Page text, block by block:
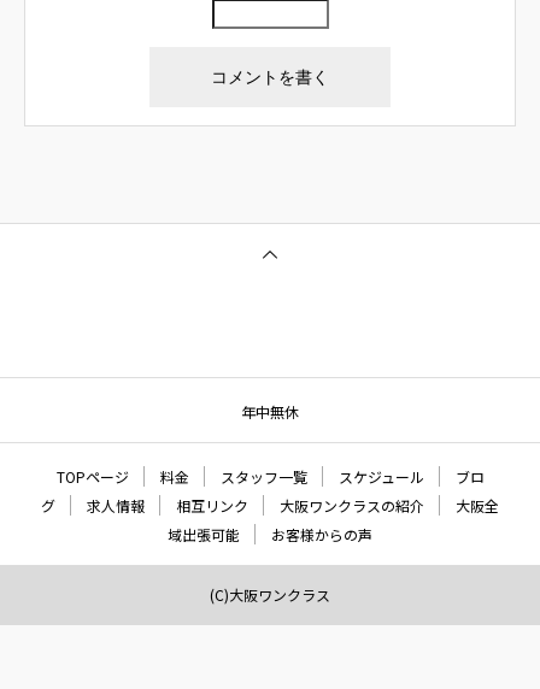
年中無休
TOPページ 料金 スタッフ一覧 スケジュール
ブロ
グ
求人情報 相互リンク 大阪ワンクラスの紹介
大阪全
域出張可能
お客様からの声
(C)大阪ワンクラス